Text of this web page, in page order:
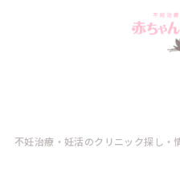
不妊治療・妊活のクリニック探し・